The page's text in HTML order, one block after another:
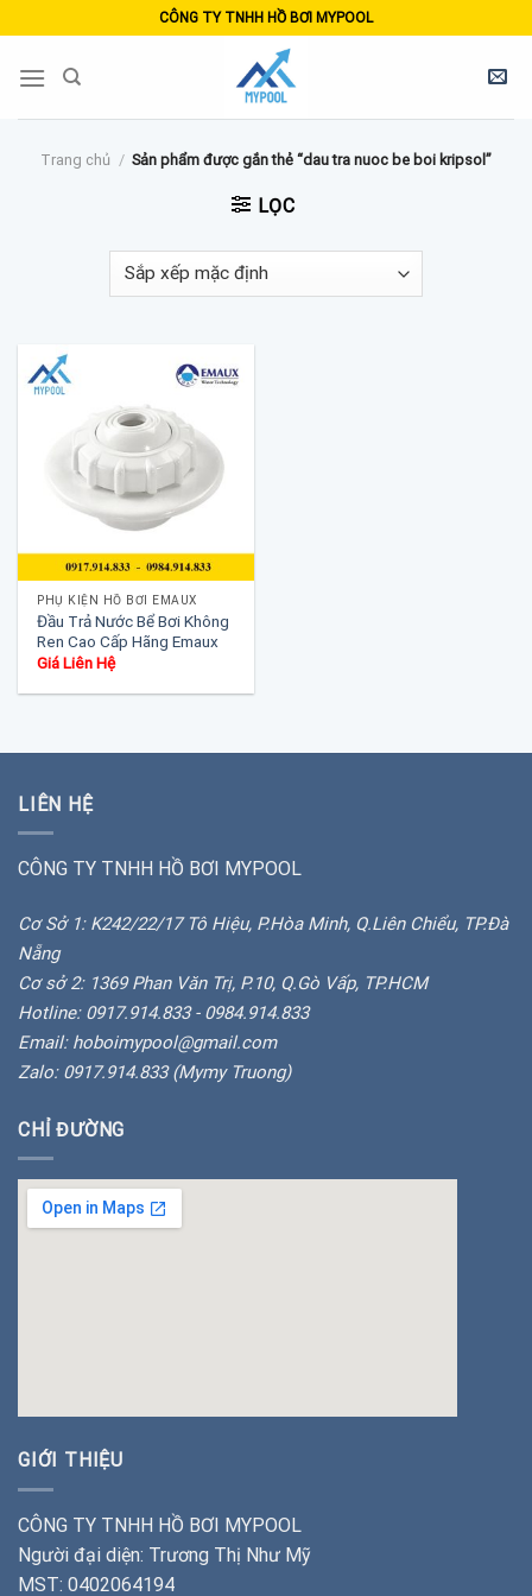
to
content
CÔNG TY TNHH HỒ BƠI MYPOOL
Trang chủ / Sản phẩm được gắn thẻ “dau tra nuoc be boi kripsol”
LỌC
PHỤ KIỆN HỒ BƠI EMAUX
Đầu Trả Nước Bể Bơi Không
Ren Cao Cấp Hãng Emaux
Giá Liên Hệ
LIÊN HỆ
CÔNG TY TNHH HỒ BƠI MYPOOL
Cơ Sở 1: K242/22/17 Tô Hiệu, P.Hòa Minh, Q.Liên Chiểu, TP.Đà
Nẵng
Cơ sở 2: 1369 Phan Văn Trị, P.10, Q.Gò Vấp, TP.HCM
Hotline: 0917.914.833 - 0984.914.833
Email: hoboimypool@gmail.com
Zalo: 0917.914.833 (Mymy Truong)
CHỈ ĐƯỜNG
GIỚI THIỆU
CÔNG TY TNHH HỒ BƠI MYPOOL
Người đại diện: Trương Thị Như Mỹ
MST: 0402064194